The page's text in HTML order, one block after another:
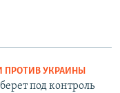
ПРОТИВ УКРАИНЫ
под контроль